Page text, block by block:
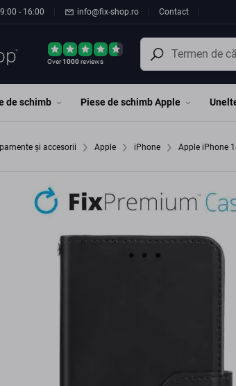
- 16:00 info@fix-shop.ro Contact
Over1000reviews
de schimb Piese de schimb Apple
și accesorii Apple iPhone Apple iPhone